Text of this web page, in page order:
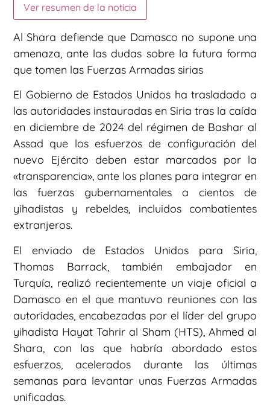
Ver resumen de la noticia
Al Shara defiende que Damasco no supone una
amenaza, ante las dudas sobre la futura forma
que tomen las Fuerzas Armadas sirias
El Gobierno de Estados Unidos ha trasladado a
las autoridades instauradas en Siria tras la caída
en diciembre de 2024 del régimen de Bashar al
Assad que los esfuerzos de configuración del
nuevo Ejército deben estar marcados por la
«transparencia», ante los planes para integrar en
las fuerzas gubernamentales a cientos de
yihadistas y rebeldes, incluidos combatientes
extranjeros.
El enviado de Estados Unidos para Siria,
Thomas Barrack, también embajador en
Turquía, realizó recientemente un viaje oficial a
Damasco en el que mantuvo reuniones con las
autoridades, encabezadas por el líder del grupo
yihadista Hayat Tahrir al Sham (HTS), Ahmed al
Shara, con las que habría abordado estos
esfuerzos, acelerados durante las últimas
semanas para levantar unas Fuerzas Armadas
unificadas.